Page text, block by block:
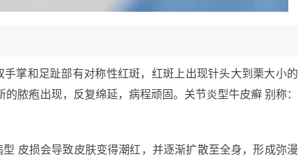
掌和足趾部有对称性红斑，红斑上出现针头大到栗大小的
脓疱出现，反复绵延，病程顽固。关节炎型牛皮癣 别称：
皮损会导致皮肤变得潮红，并逐渐扩散至全身，形成弥漫